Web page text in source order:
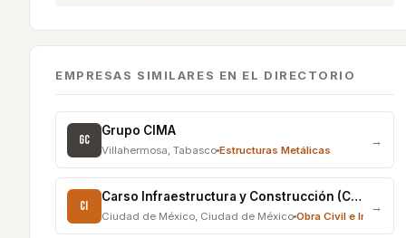
EMPRESAS SIMILARES EN EL DIRECTORIO
GC
Grupo CIMA
Villahermosa, Tabasco Estructuras Metálicas
→
CI
Carso Infraestructura y Construcción (CICSA)
Ciudad de México, Ciudad de México Obra Civil e
→